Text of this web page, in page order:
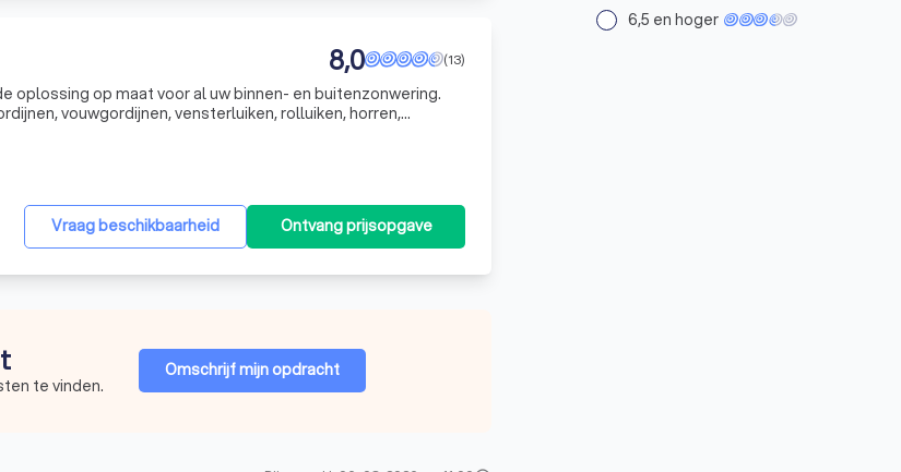
(13)
8,0
oplossing op maat voor al uw binnen- en buitenzonwering.
vouwgordijnen, vensterluiken, rolluiken, horren,
Vraag beschikbaarheid Ontvang prijsopgave
te vinden.
Omschrijf mijn opdracht
6,5 en hoger